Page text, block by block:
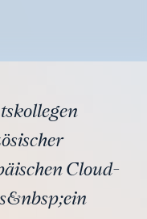
Cloud-